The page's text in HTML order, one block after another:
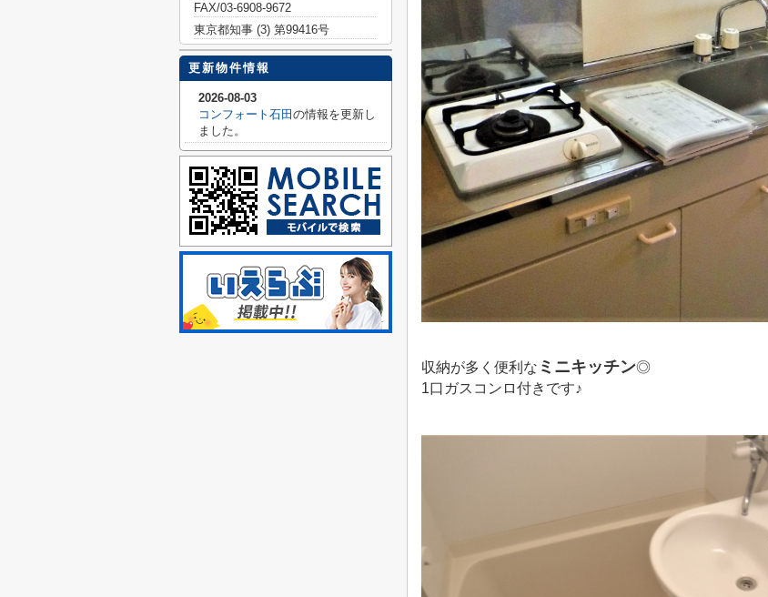
収納が多く便利な ミニキッチン◎
1口ガスコンロ付きです♪
FAX/03-6908-9672
東京都知事 (3) 第99416号
更新物件情報
2026-08-03
コンフォート石田 の情報を更新し
ました。